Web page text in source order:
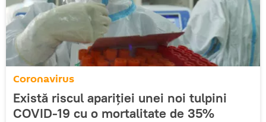
Coronavirus
Există riscul apariției unei noi tulpini
COVID-19 cu o mortalitate de 35%